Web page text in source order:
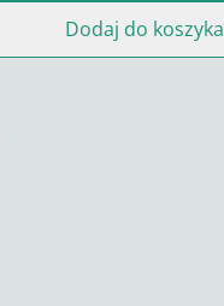
Dodaj do koszyka